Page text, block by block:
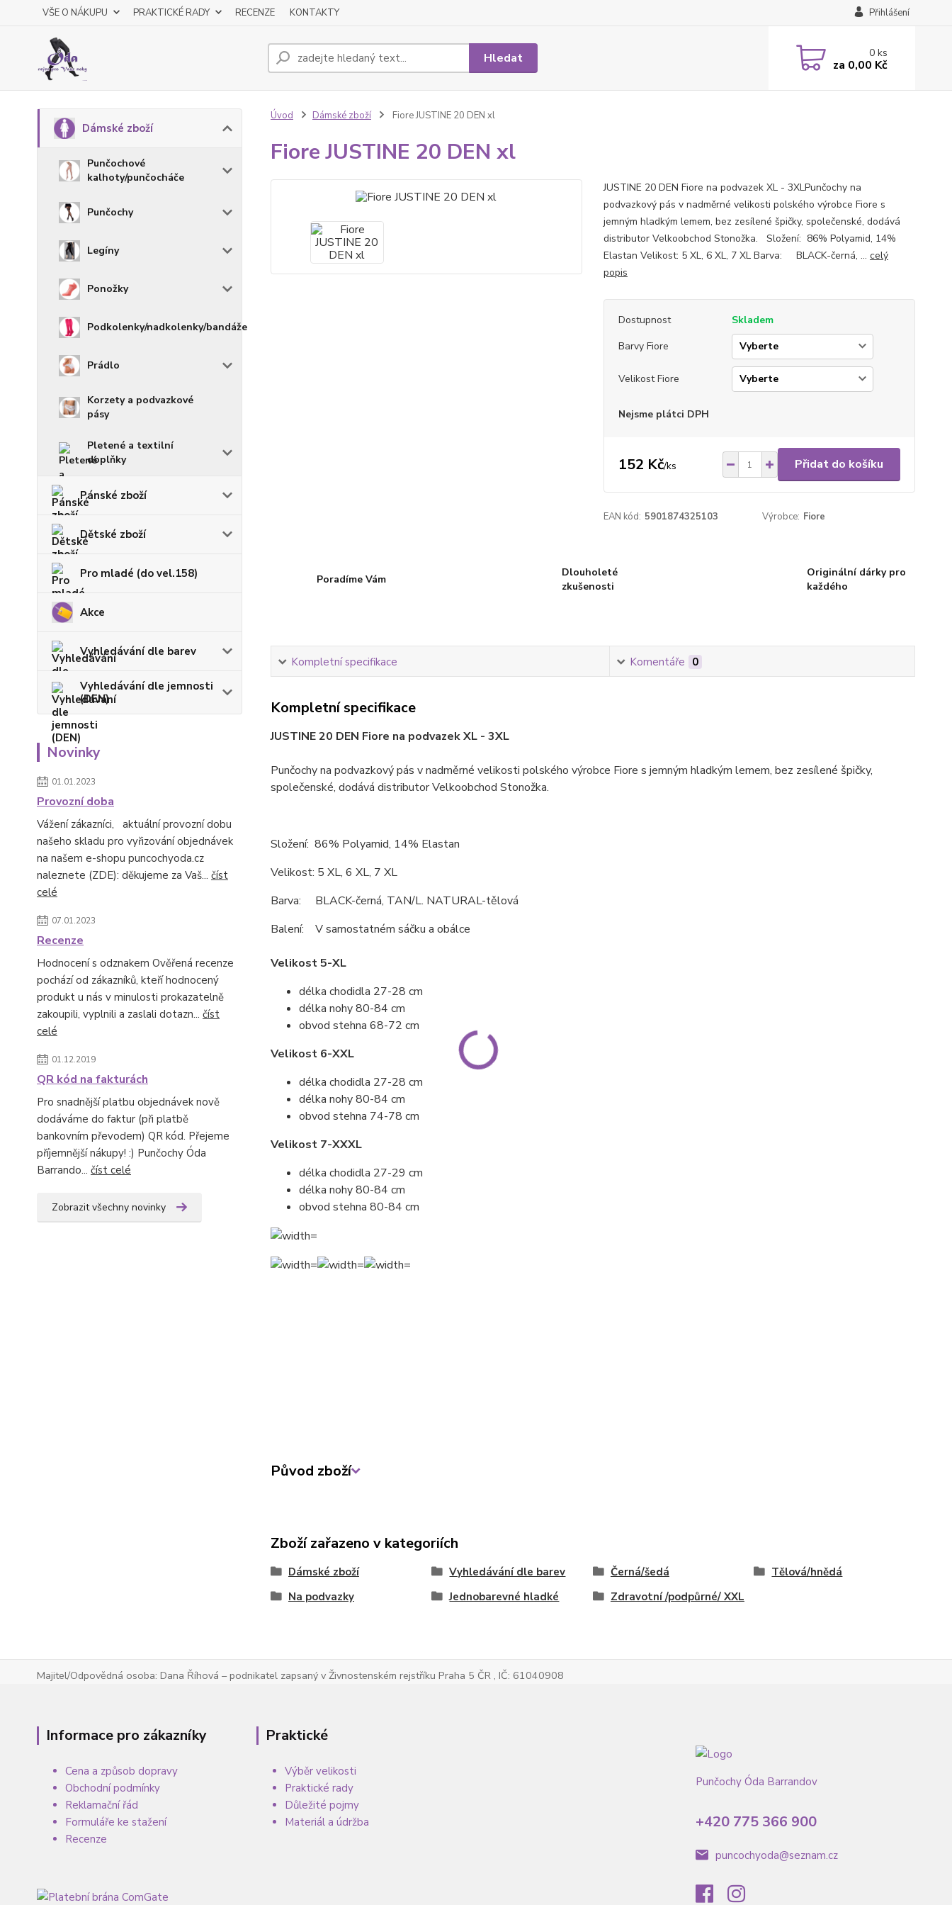
VŠE O NÁKUPU PRAKTICKÉ RADY RECENZE KONTAKTY Přihlášení
Hledat 0ks
za 0,00 Kč
Dámské zboží
Punčochové
kalhoty/punčocháče
Punčochy
Legíny
Ponožky
Podkolenky/nadkolenky/bandáže
Prádlo
Korzety a podvazkové
pásy
Pletené a textilní
doplňky
Pánské zboží
Dětské zboží
Pro mladé (do vel.158)
Akce
Vyhledávání dle barev
Vyhledávání dle jemnosti
(DEN)
Novinky
01.01.2023
Provozní doba
Vážení zákazníci, aktuální provozní dobu
našeho skladu pro vyřizování objednávek
na našem e-shopu puncochyoda.cz
naleznete (ZDE): děkujeme za Vaš... číst
celé
07.01.2023
Recenze
Hodnocení s odznakem Ověřená recenze
pochází od zákazníků, kteří hodnocený
produkt u nás v minulosti prokazatelně
zakoupili, vyplnili a zaslali dotazn... číst
celé
01.12.2019
QR kód na fakturách
Pro snadnější platbu objednávek nově
dodáváme do faktur (při platbě
bankovním převodem) QR kód. Přejeme
příjemnější nákupy! :) Punčochy Óda
Barrando... číst celé
Zobrazit všechny novinky
Úvod Dámské zboží Fiore JUSTINE 20 DEN xl
Fiore JUSTINE 20 DEN xl
JUSTINE 20 DEN Fiore na podvazek XL - 3XLPunčochy na
podvazkový pás v nadměrné velikosti polského výrobce Fiore s
jemným hladkým lemem, bez zesílené špičky, společenské, dodává
distributor Velkoobchod Stonožka. Složení: 86% Polyamid, 14%
Elastan Velikost: 5 XL, 6 XL, 7 XL Barva: BLACK-černá, ... celý
popis
Dostupnost
Skladem
Barvy Fiore
Velikost Fiore
Nejsme plátci DPH
152 Kč/ks Přidat do košíku
EAN kód: 5901874325103 Výrobce: Fiore
Poradíme Vám
Dlouholeté
zkušenosti
Originální dárky pro
každého
Kompletní specifikace Komentáře 0
Kompletní specifikace
JUSTINE 20 DEN Fiore na podvazek XL - 3XL
Punčochy na podvazkový pás v nadměrné velikosti polského výrobce Fiore s jemným hladkým lemem, bez zesílené špičky,
společenské, dodává distributor Velkoobchod Stonožka.
Složení: 86% Polyamid, 14% Elastan
Velikost: 5 XL, 6 XL, 7 XL
Barva: BLACK-černá, TAN/L. NATURAL-tělová
Balení: V samostatném sáčku a obálce
Velikost 5-XL
délka chodidla 27-28 cm
délka nohy 80-84 cm
obvod stehna 68-72 cm
Velikost 6-XXL
délka chodidla 27-28 cm
délka nohy 80-84 cm
obvod stehna 74-78 cm
Velikost 7-XXXL
délka chodidla 27-29 cm
délka nohy 80-84 cm
obvod stehna 80-84 cm
Původ zboží
Zboží zařazeno v kategoriích
Dámské zboží Vyhledávání dle barev Černá/šedá
Tělová/hnědá
Na podvazky
Jednobarevné hladké Zdravotní /podpůrné/ XXL
Majitel/Odpovědná osoba: Dana Říhová – podnikatel zapsaný v Živnostenském rejstříku Praha 5 ČR , IČ: 61040908
Informace pro zákazníky
Cena a způsob dopravy
Obchodní podmínky
Reklamační řád
Formuláře ke stažení
Recenze
Praktické
Výběr velikosti
Praktické rady
Důležité pojmy
Materiál a údržba
Punčochy Óda Barrandov
+420 775 366 900
puncochyoda@seznam.cz